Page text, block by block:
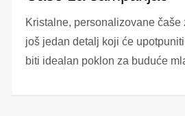
Kristalne, personalizovane čaše
još jedan detalj koji će
biti idealan poklon za buduće